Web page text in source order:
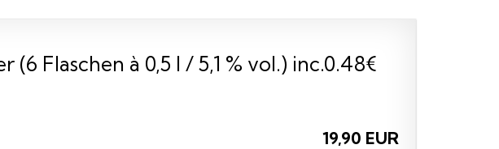
Flaschen à 0,5 l / 5,1 % vol.) inc.0.48€
19,90 EUR